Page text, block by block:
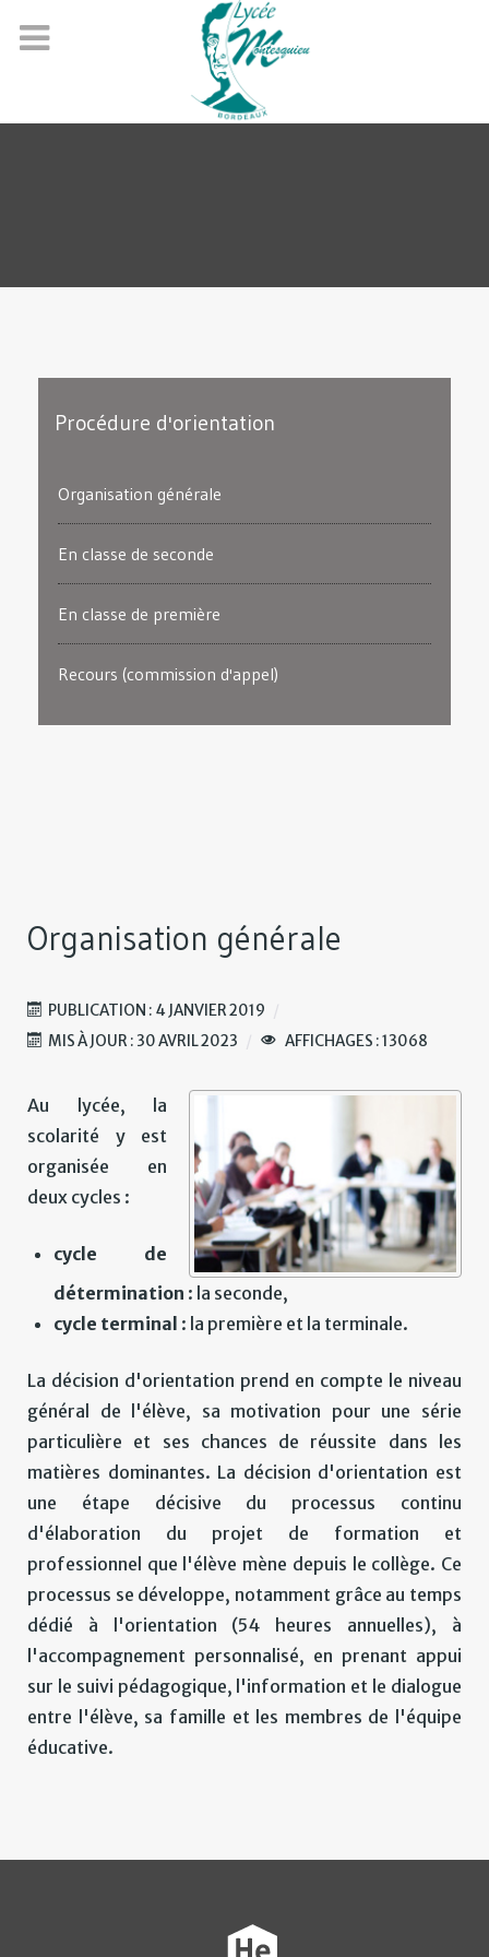
Procédure d'orientation
Organisation générale
En classe de seconde
En classe de première
Recours (commission d'appel)
Organisation générale
PUBLICATION : 4 JANVIER 2019
MIS À JOUR : 30 AVRIL 2023
AFFICHAGES : 13068
Au lycée, la
scolarité y est
organisée en
deux cycles :
cycle de
détermination : la seconde,
cycle terminal : la première et la terminale.
La décision d'orientation prend en compte le niveau
général de l'élève, sa motivation pour une série
particulière et ses chances de réussite dans les
matières dominantes. La décision d'orientation est
une étape décisive du processus continu
d'élaboration du projet de formation et
professionnel que l'élève mène depuis le collège. Ce
processus se développe, notamment grâce au temps
dédié à l'orientation (54 heures annuelles), à
l'accompagnement personnalisé, en prenant appui
sur le suivi pédagogique, l'information et le dialogue
entre l'élève, sa famille et les membres de l'équipe
éducative.